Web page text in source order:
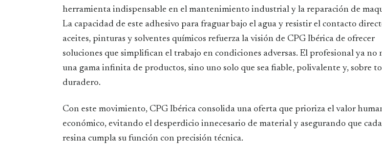
herramienta indispensable en el mantenimiento industrial y la reparación de
La capacidad de este adhesivo para fraguar bajo el agua y resistir el contacto
aceites, pinturas y solventes químicos refuerza la visión de CPG Ibérica de ofrecer
soluciones que simplifican el trabajo en condiciones adversas. El profesional ya no
una gama infinita de productos, sino uno solo que sea fiable, polivalente y, sobre
duradero.
Con este movimiento, CPG Ibérica consolida una oferta que prioriza el valor
económico, evitando el desperdicio innecesario de material y asegurando que
resina cumpla su función con precisión técnica.